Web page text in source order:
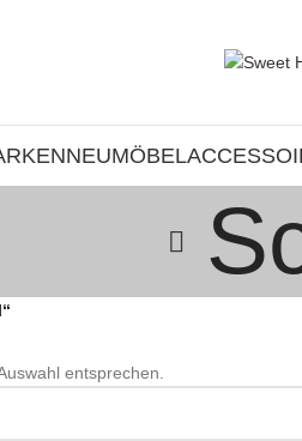
NEUMÖBEL
entsprechen.